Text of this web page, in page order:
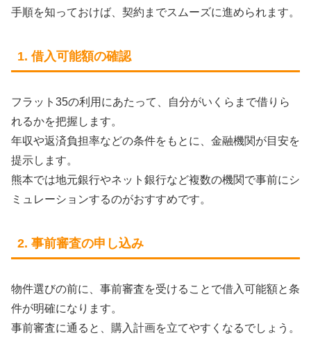
手順を知っておけば、契約までスムーズに進められます。
1. 借入可能額の確認
フラット35の利用にあたって、自分がいくらまで借りら
れるかを把握します。
年収や返済負担率などの条件をもとに、金融機関が目安を
提示します。
熊本では地元銀行やネット銀行など複数の機関で事前にシ
ミュレーションするのがおすすめです。
2. 事前審査の申し込み
物件選びの前に、事前審査を受けることで借入可能額と条
件が明確になります。
事前審査に通ると、購入計画を立てやすくなるでしょう。